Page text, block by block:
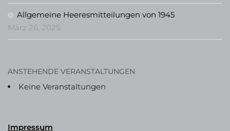
Allgemeine Heeresmitteilungen von 1945
März 26, 2025
ANSTEHENDE VERANSTALTUNGEN
Keine Veranstaltungen
Impressum